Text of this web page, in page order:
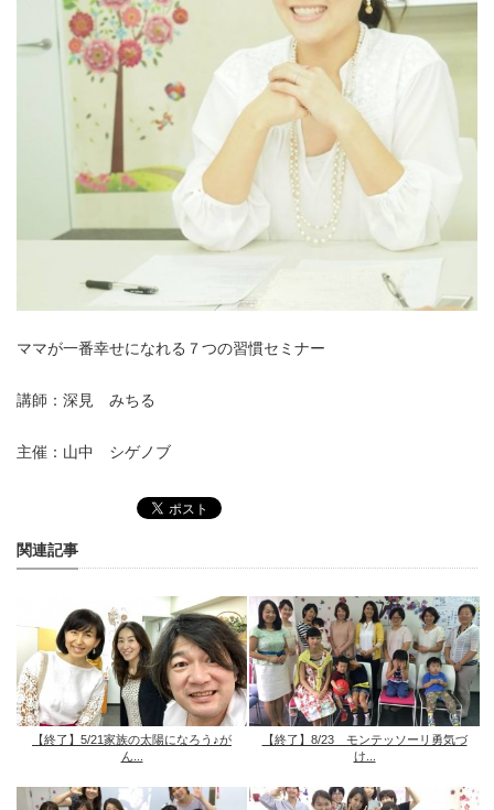
ママが一番幸せになれる７つの習慣セミナー
講師：深見 みちる
主催：山中 シゲノブ
関連記事
【終了】5/21家族の太陽になろう♪が
ん...
【終了】8/23 モンテッソーリ勇気づ
け...